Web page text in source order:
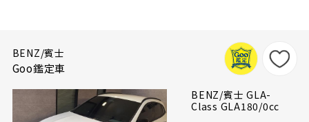
BENZ/賓士
Goo鑑定車
BENZ/賓士 GLA-
Class GLA180/0cc